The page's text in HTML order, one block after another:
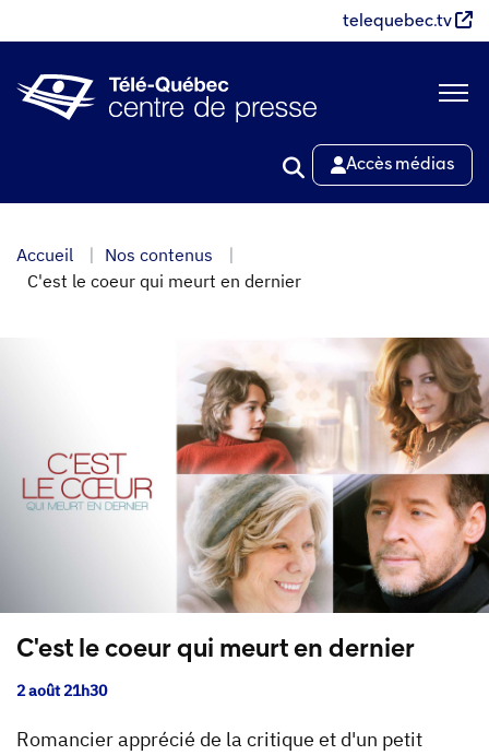
au
principal
telequebec.tv
Accès médias
Accueil
Nos contenus
C'est le coeur qui meurt en dernier
C'est le coeur qui meurt en dernier
2 août 21h30
Romancier apprécié de la critique et d'un petit